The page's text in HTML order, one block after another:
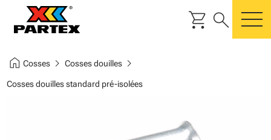
shopping_cart search
home Cosseschevron_right Cosses douilleschevron_right
Cosses douilles standard pré-isolées